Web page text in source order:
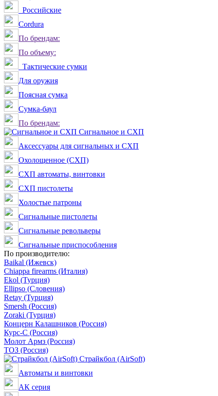
Российские
Сordura
По брендам:
По объему:
Тактические сумки
Для оружия
Поясная сумка
Сумка-баул
По брендам:
Сигнальное и СХП
Аксессуары для сигнальных и СХП
Охолощенное (СХП)
СХП автоматы, винтовки
СХП пистолеты
Холостые патроны
Сигнальные пистолеты
Сигнальные револьверы
Сигнальные приспособления
По производителю:
Baikal (Ижевск)
Chiappa firearms (Италия)
Ekol (Турция)
Ellipso (Словения)
Retay (Турция)
Smersh (Россия)
Zoraki (Турция)
Концерн Калашников (Россия)
Курс-С (Россия)
Молот Армз (Россия)
ТОЗ (Россия)
Страйкбол (AirSoft)
Автоматы и винтовки
АК серия